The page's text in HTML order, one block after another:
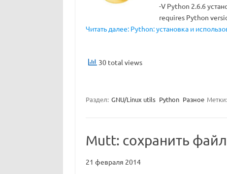
-V Python 2.6.6
requires Python
Читать далее: Python: установка и
30 total views
Раздел: GNU/Linux utils Python Разное Метки:
Mutt: сохранить
21 февраля 2014